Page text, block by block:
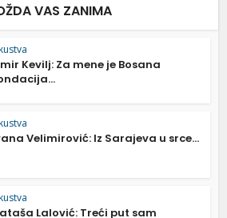
VAS ZANIMA
Kevilj: Za mene je Bosana
Velimirović: Iz Sarajeva u srce...
Lalović: Treći put sam